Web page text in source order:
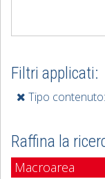
Filtri applicati:
Tipo
Raffina la
Macroarea